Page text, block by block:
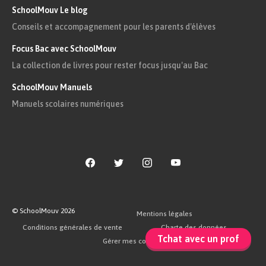
Tchat avec un prof
ne peut pas faire tout ce que l’on veut.
SchoolMouv Le blog
Conseils et accompagnement pour les parents d'élèves
Focus Bac avec SchoolMouv
La collection de livres pour rester focus jusqu'au Bac
SchoolMouv Manuels
Manuels scolaires numériques
© SchoolMouv 2026
Mentions légales
Conditions générales de vente
Charte des données
Gérer mes cookies